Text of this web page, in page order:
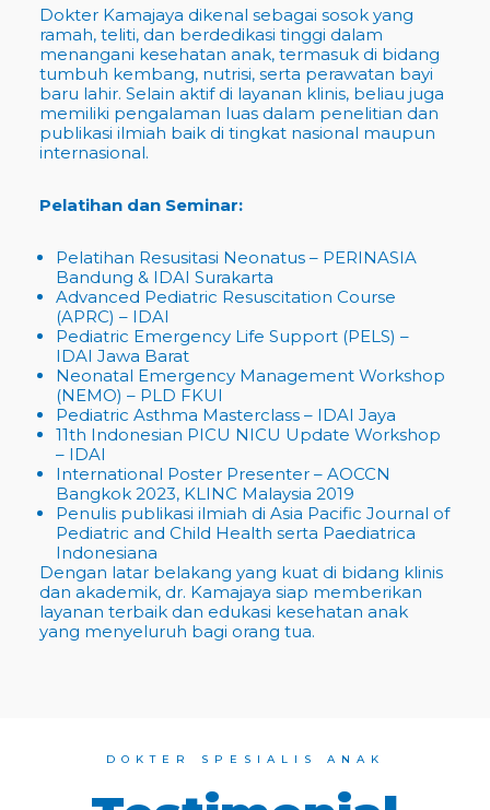
Dokter Kamajaya dikenal sebagai sosok yang
ramah, teliti, dan berdedikasi tinggi dalam
menangani kesehatan anak, termasuk di bidang
tumbuh kembang, nutrisi, serta perawatan bayi
baru lahir. Selain aktif di layanan klinis, beliau juga
memiliki pengalaman luas dalam penelitian dan
publikasi ilmiah baik di tingkat nasional maupun
internasional.
Pelatihan dan Seminar:
Pelatihan Resusitasi Neonatus – PERINASIA
Bandung & IDAI Surakarta
Advanced Pediatric Resuscitation Course
(APRC) – IDAI
Pediatric Emergency Life Support (PELS) –
IDAI Jawa Barat
Neonatal Emergency Management Workshop
(NEMO) – PLD FKUI
Pediatric Asthma Masterclass – IDAI Jaya
11th Indonesian PICU NICU Update Workshop
– IDAI
International Poster Presenter – AOCCN
Bangkok 2023, KLINC Malaysia 2019
Penulis publikasi ilmiah di Asia Pacific Journal of
Pediatric and Child Health serta Paediatrica
Indonesiana
Dengan latar belakang yang kuat di bidang klinis
dan akademik, dr. Kamajaya siap memberikan
layanan terbaik dan edukasi kesehatan anak
yang menyeluruh bagi orang tua.
DOKTER SPESIALIS ANAK